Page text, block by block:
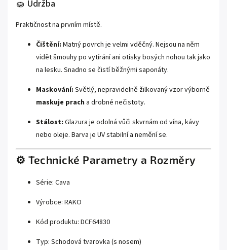
🧽 Údržba
Praktičnost na prvním místě.
Čištění: Matný povrch je velmi vděčný. Nejsou na něm
vidět šmouhy po vytírání ani otisky bosých nohou tak jako
na lesku. Snadno se čistí běžnými saponáty.
Maskování: Světlý, nepravidelně žilkovaný vzor výborně
maskuje prach a drobné nečistoty.
Stálost: Glazura je odolná vůči skvrnám od vína, kávy
nebo oleje. Barva je UV stabilní a nemění se.
⚙️ Technické Parametry a Rozměry
Série: Cava
Výrobce: RAKO
Kód produktu: DCF64830
Typ: Schodová tvarovka (s nosem)